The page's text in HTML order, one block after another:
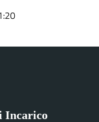
Incarico